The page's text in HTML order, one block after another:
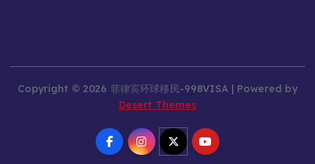
Copyright © 2026 菲律宾环球移民-998VISA | Powered by
Desert Themes